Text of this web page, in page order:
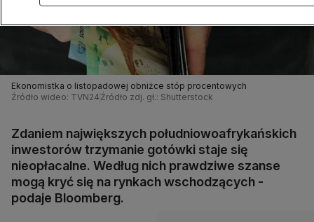
Ekonomistka o listopadowej obniżce stóp procentowych
Źródło wideo: TVN24 Źródło zdj. gł.: Shutterstock
Zdaniem największych południowoafrykańskich
inwestorów trzymanie gotówki staje się
nieopłacalne. Według nich prawdziwe szanse
mogą kryć się na rynkach wschodzących -
podaje Bloomberg.